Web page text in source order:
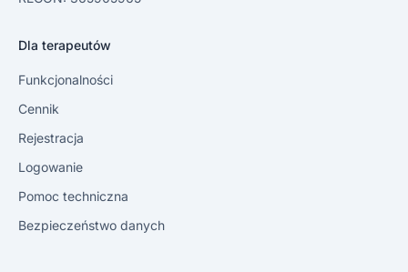
Dla terapeutów
Funkcjonalności
Cennik
Rejestracja
Logowanie
Pomoc techniczna
Bezpieczeństwo danych